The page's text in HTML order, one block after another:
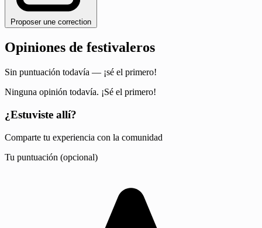
Proposer une correction
Opiniones de festivaleros
Sin puntuación todavía — ¡sé el primero!
Ninguna opinión todavía. ¡Sé el primero!
¿Estuviste allí?
Comparte tu experiencia con la comunidad
Tu puntuación (opcional)